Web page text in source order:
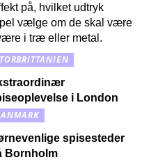
på, hvilket udtryk
vælge om de skal være
i træ eller metal.
i London
spisesteder
Bornholm